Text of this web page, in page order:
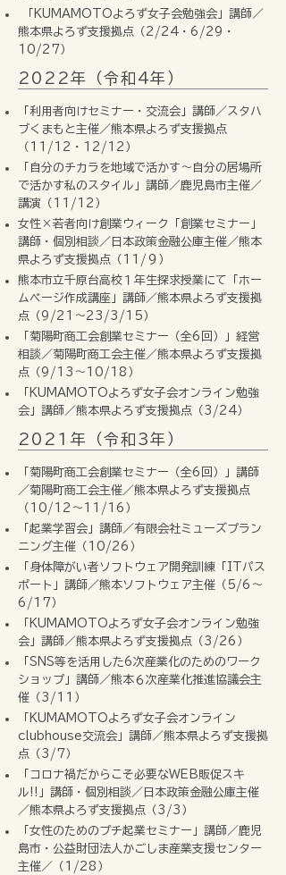
「KUMAMOTOよろず女子会勉強会」講師／
熊本県よろず支援拠点（2/24・6/29・
10/27）
2022年（令和4年）
「利用者向けセミナー・交流会」講師／スタハ
ブくまもと主催／熊本県よろず支援拠点
（11/12・12/12）
「自分のチカラを地域で活かす～自分の居場所
で活かす私のスタイル」講師／鹿児島市主催／
講演（11/12）
女性×若者向け創業ウィーク「創業セミナー」
講師・個別相談／日本政策金融公庫主催／熊本
県よろず支援拠点（11/９）
熊本市立千原台高校１年生探求授業にて「ホー
ムページ作成講座」講師／熊本県よろず支援拠
点（9/21〜23/3/15）
「菊陽町商工会創業セミナー（全6回）」経営
相談／菊陽町商工会主催／熊本県よろず支援拠
点（9/13〜10/18）
「KUMAMOTOよろず女子会オンライン勉強
会」講師／熊本県よろず支援拠点（3/24）
2021年（令和3年）
「菊陽町商工会創業セミナー（全6回）」講師
／菊陽町商工会主催／熊本県よろず支援拠点
（10/12〜11/16）
「起業学習会」講師／有限会社ミューズプラン
ニング主催（10/26）
「身体障がい者ソフトウェア開発訓練「ITパス
ポート」講師／熊本ソフトウェア主催（5/6〜
6/17）
「KUMAMOTOよろず女子会オンライン勉強
会」講師／熊本県よろず支援拠点（3/26）
「SNS等を活用した6次産業化のためのワーク
ショップ」講師／熊本６次産業化推進協議会主
催（3/11）
「KUMAMOTOよろず女子会オンライン
clubhouse交流会」講師／熊本県よろず支援拠
点（3/7）
「コロナ禍だからこそ必要なWEB販促スキ
ル!!」講師・個別相談／日本政策金融公庫主催
／熊本県よろず支援拠点（3/3）
「女性のためのプチ起業セミナー」講師／鹿児
島市・公益財団法人かごしま産業支援センター
主催／（1/28）